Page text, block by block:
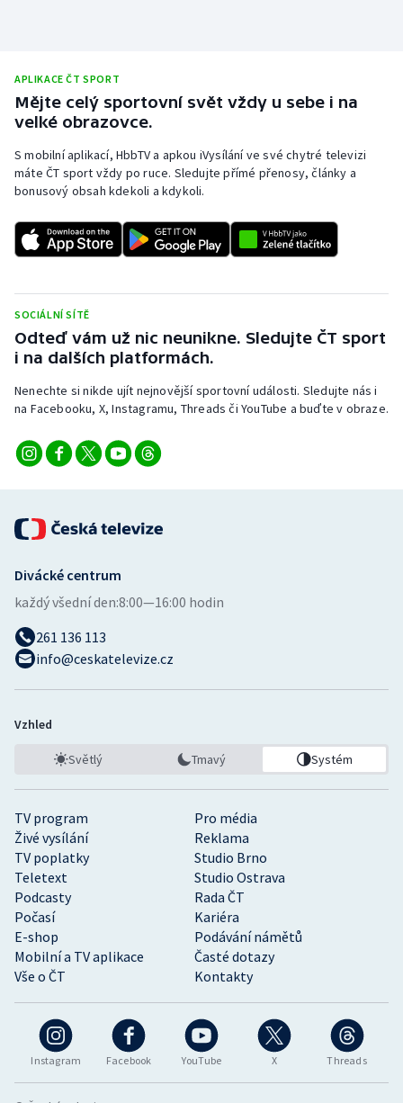
Volejbal
Ostatní
APLIKACE ČT SPORT
Mějte celý sportovní svět vždy u sebe i na
velké obrazovce.
S mobilní aplikací, HbbTV a apkou iVysílání ve své chytré televizi
máte ČT sport vždy po ruce. Sledujte přímé přenosy, články a
bonusový obsah kdekoli a kdykoli.
SOCIÁLNÍ SÍTĚ
Odteď vám už nic neunikne. Sledujte ČT sport
i na dalších platformách.
Nenechte si nikde ujít nejnovější sportovní události. Sledujte nás i
na Facebooku, X, Instagramu, Threads či YouTube a buďte v obraze.
Instagram Facebook YouTube X Threads
TV program
Pro média
Živé vysílání
Reklama
TV poplatky
Studio Brno
Teletext
Studio Ostrava
Podcasty
Rada ČT
Počasí
Kariéra
E-shop
Podávání námětů
Mobilní a TV aplikace
Časté dotazy
Vše o ČT
Kontakty
Divácké centrum
každý všední den:8:00—16:00 hodin
261 136 113
info@ceskatelevize.cz
Vzhled
Světlý Tmavý Systém